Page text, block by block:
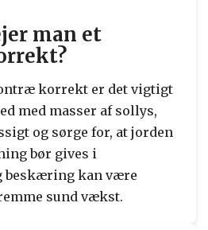
man et
korrekt er det vigtigt
med masser af sollys,
og sørge for, at jorden
bør gives i
beskæring kan være
sund vækst.